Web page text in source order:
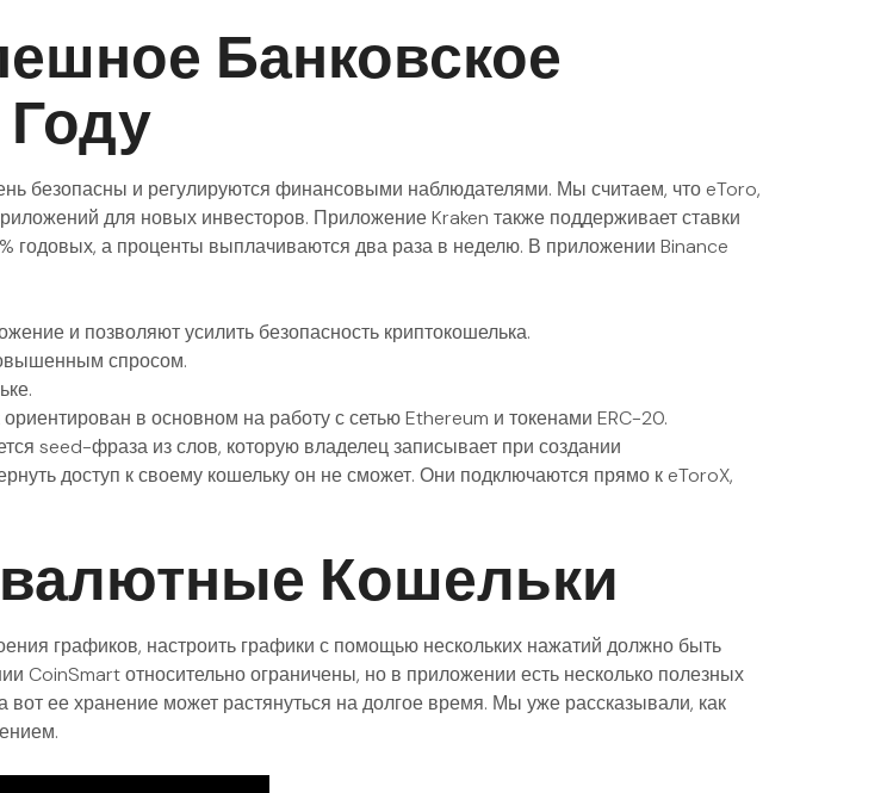
Банковское
безопасны и регулируются финансовыми наблюдателями. Мы считаем, что eToro,
для новых инвесторов. Приложение Kraken также поддерживает ставки
годовых, а проценты выплачиваются два раза в неделю. В приложении Binance
и позволяют усилить безопасность криптокошелька.
спросом.
в основном на работу с сетью Ethereum и токенами ERC-20.
seed-фраза из слов, которую владелец записывает при создании
доступ к своему кошельку он не сможет. Они подключаются прямо к eToroX,
Кошельки
графиков, настроить графики с помощью нескольких нажатий должно быть
CoinSmart относительно ограничены, но в приложении есть несколько полезных
ее хранение может растянуться на долгое время. Мы уже рассказывали, как